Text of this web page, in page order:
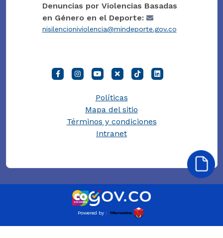
Denuncias por Violencias Basadas
en Género en el Deporte:
nisilencioniviolencia@mindeporte.gov.co
Políticas
Mapa del sitio
Términos y condiciones
Intranet
Powered by :